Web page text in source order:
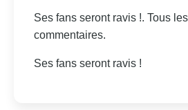
Ses fans seront ravis !. Tous
commentaires.
Ses fans seront ravis !